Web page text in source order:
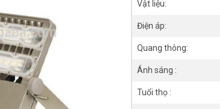
Vật liệu:
Điện áp:
Quang thông:
Ánh sáng :
Tuổi thọ :